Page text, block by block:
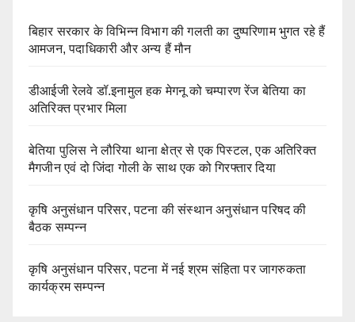
बिहार सरकार के विभिन्न विभाग की गलती का दुष्परिणाम भुगत रहे हैं
आमजन, पदाधिकारी और अन्य हैं मौन
डीआईजी रेलवे डॉ.इनामुल हक मेगनू को चम्पारण रेंज बेतिया का
अतिरिक्त प्रभार मिला
बेतिया पुलिस ने लौरिया थाना क्षेत्र से एक पिस्टल, एक अतिरिक्त
मैगजीन एवं दो जिंदा गोली के साथ एक को गिरफ्तार दिया
कृषि अनुसंधान परिसर, पटना की संस्थान अनुसंधान परिषद की
बैठक सम्पन्न
कृषि अनुसंधान परिसर, पटना में नई श्रम संहिता पर जागरुकता
कार्यक्रम सम्पन्न